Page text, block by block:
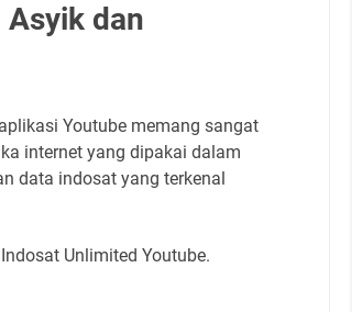
dan
Youtube memang sangat
internet yang dipakai dalam
data indosat yang terkenal
Unlimited Youtube.